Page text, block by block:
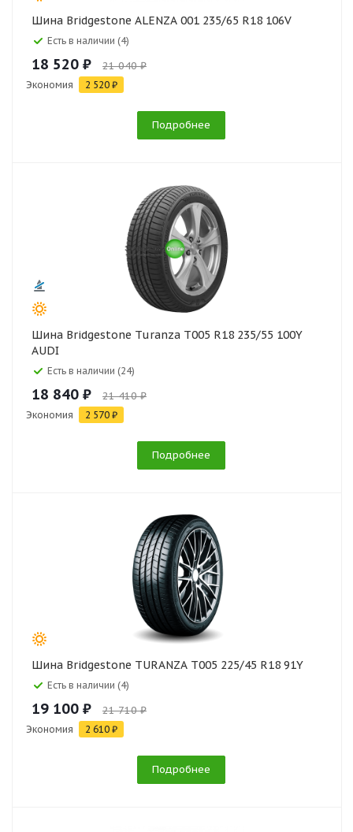
Шина Bridgestone ALENZA 001 235/65 R18 106V
Есть в наличии (4)
18 520 ₽ 21 040 ₽
Экономия 2 520 ₽
Подробнее
Шина Bridgestone Turanza T005 R18 235/55 100Y
AUDI
Есть в наличии (24)
18 840 ₽ 21 410 ₽
Экономия 2 570 ₽
Подробнее
Шина Bridgestone TURANZA T005 225/45 R18 91Y
Есть в наличии (4)
19 100 ₽ 21 710 ₽
Экономия 2 610 ₽
Подробнее